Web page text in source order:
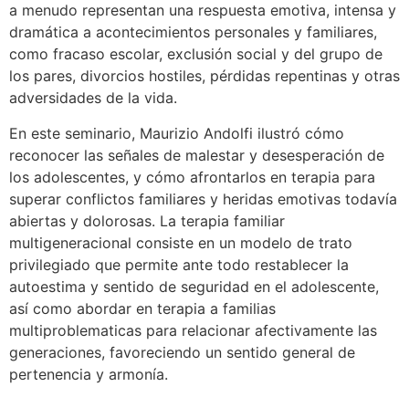
a menudo representan una respuesta emotiva, intensa y
dramática a acontecimientos personales y familiares,
como fracaso escolar, exclusión social y del grupo de
los pares, divorcios hostiles, pérdidas repentinas y otras
adversidades de la vida.
En este seminario, Maurizio Andolfi ilustró cómo
reconocer las señales de malestar y desesperación de
los adolescentes, y cómo afrontarlos en terapia para
superar conflictos familiares y heridas emotivas todavía
abiertas y dolorosas. La terapia familiar
multigeneracional consiste en un modelo de trato
privilegiado que permite ante todo restablecer la
autoestima y sentido de seguridad en el adolescente,
así como abordar en terapia a familias
multiproblematicas para relacionar afectivamente las
generaciones, favoreciendo un sentido general de
pertenencia y armonía.